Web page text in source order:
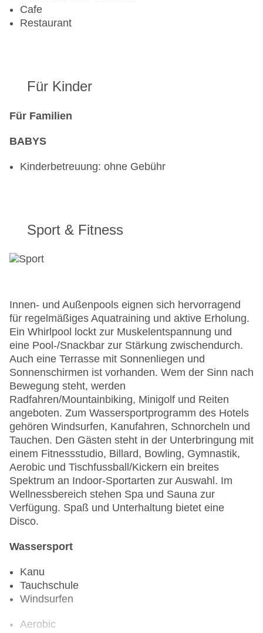
Cafe
Restaurant
Für Kinder
Für Familien
BABYS
Kinderbetreuung: ohne Gebühr
Sport & Fitness
Innen- und Außenpools eignen sich hervorragend
für regelmäßiges Aquatraining und aktive Erholung.
Ein Whirlpool lockt zur Muskelentspannung und
eine Pool-/Snackbar zur Stärkung zwischendurch.
Auch eine Terrasse mit Sonnenliegen und
Sonnenschirmen ist vorhanden. Wem der Sinn nach
Bewegung steht, werden
Radfahren/Mountainbiking, Minigolf und Reiten
angeboten. Zum Wassersportprogramm des Hotels
gehören Windsurfen, Kanufahren, Schnorcheln und
Tauchen. Den Gästen steht in der Unterbringung mit
einem Fitnessstudio, Billard, Bowling, Gymnastik,
Aerobic und Tischfussball/Kickern ein breites
Spektrum an Indoor-Sportarten zur Auswahl. Im
Wellnessbereich stehen Spa und Sauna zur
Verfügung. Spaß und Unterhaltung bietet eine
Disco.
Wassersport
Kanu
Tauchschule
Windsurfen
Aerobic